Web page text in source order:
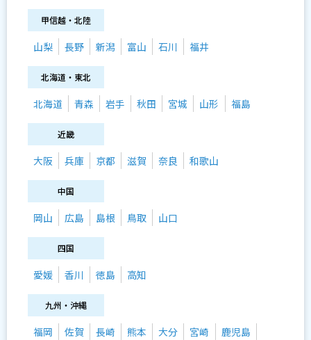
甲信越・北陸
山梨 長野 新潟 富山 石川 福井
北海道・東北
北海道 青森 岩手 秋田 宮城 山形 福島
近畿
大阪 兵庫 京都 滋賀 奈良 和歌山
中国
岡山 広島 島根 鳥取 山口
四国
愛媛 香川 徳島 高知
九州・沖縄
福岡 佐賀 長崎 熊本 大分 宮崎
鹿児島